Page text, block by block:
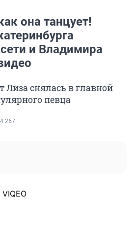
она танцует!
и Владимира
Лиза снялась в главной
певца
267